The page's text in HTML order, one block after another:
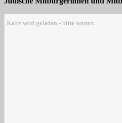
Karte wird geladen - bitte warten...